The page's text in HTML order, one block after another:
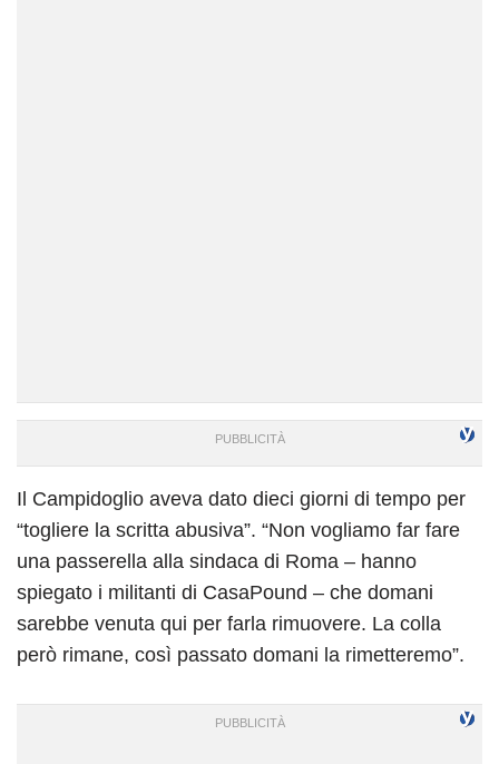
Il Campidoglio aveva dato dieci giorni di tempo per
“togliere la scritta abusiva”. “Non vogliamo far fare
una passerella alla sindaca di Roma – hanno
spiegato i militanti di CasaPound – che domani
sarebbe venuta qui per farla rimuovere. La colla
però rimane, così passato domani la rimetteremo”.